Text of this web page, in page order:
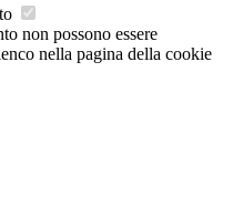
non possono essere
nella pagina della cookie